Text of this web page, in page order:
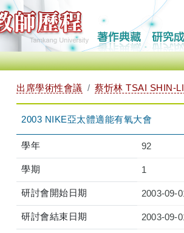
出席學術性會議 蔡忻林 TSAI SHIN-
2003 NIKE亞太體適能有氧大會
學年 92
學期 1
研討會開始日期 2003-09-
研討會結束日期 2003-09-